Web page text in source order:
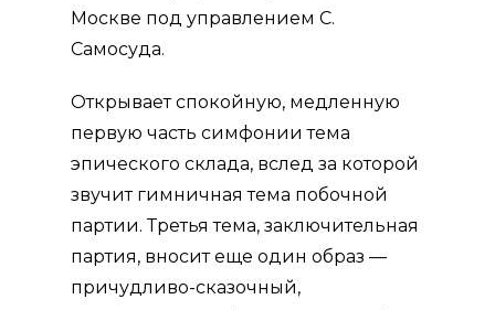
Москве под управлением С.
Самосуда.
Открывает спокойную, медлен­ную
первую часть симфонии тема
эпического склада, вслед за которой
звучит гимничная тема побочной
партии. Третья тема, заключительная
партия, вносит еще один образ —
причуд­ливо-сказочный,